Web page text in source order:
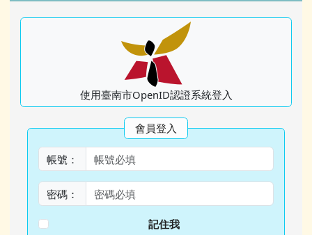
使用臺南市OpenID認證系統登入
會員登入
帳號：
密碼：
記住我